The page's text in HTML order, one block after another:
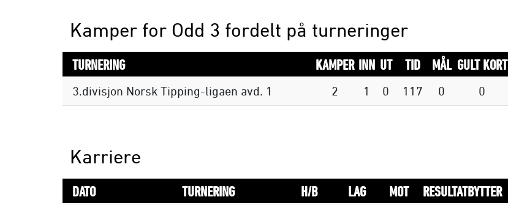
Kamper for Odd 3 fordelt på turneringer
TURNERING KAMPER INN UT TID MÅL GULT KORT
3.divisjon Norsk Tipping-ligaen avd. 1 2 1 0 117 0 0
Karriere
DATO TURNERING H/B LAG MOT RESULTATBYTTER